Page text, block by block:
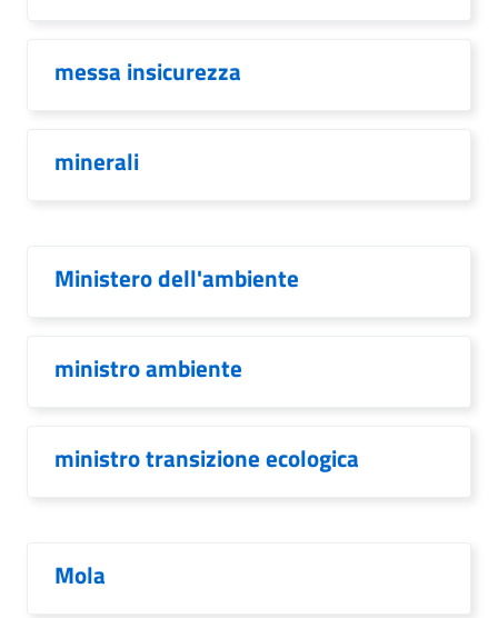
messa insicurezza
minerali
Ministero dell'ambiente
ministro ambiente
ministro transizione ecologica
Mola